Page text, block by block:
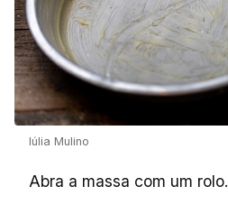
Iúlia Mulino
Abra a massa com um rolo.